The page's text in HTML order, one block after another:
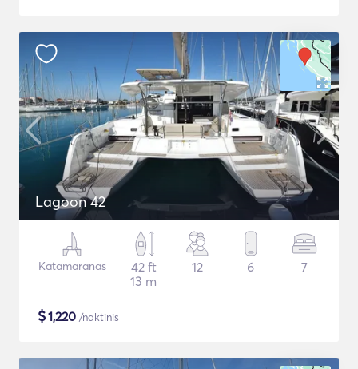
Lagoon 42
Katamaranas
42 ft
13 m
12 6 7
$1,220 /naktinis